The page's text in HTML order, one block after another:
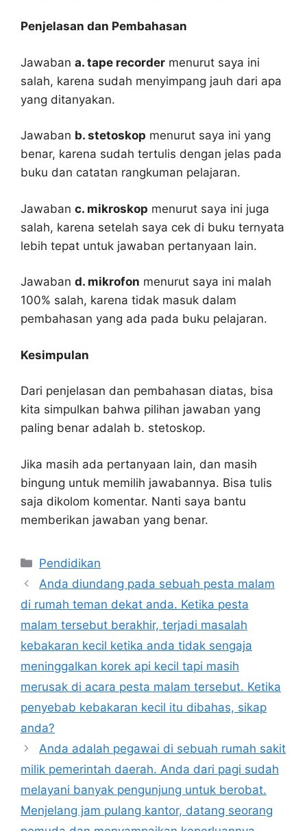
Penjelasan dan Pembahasan
Jawaban a. tape recorder menurut saya ini
salah, karena sudah menyimpang jauh dari apa
yang ditanyakan.
Jawaban b. stetoskop menurut saya ini yang
benar, karena sudah tertulis dengan jelas pada
buku dan catatan rangkuman pelajaran.
Jawaban c. mikroskop menurut saya ini juga
salah, karena setelah saya cek di buku ternyata
lebih tepat untuk jawaban pertanyaan lain.
Jawaban d. mikrofon menurut saya ini malah
100% salah, karena tidak masuk dalam
pembahasan yang ada pada buku pelajaran.
Kesimpulan
Dari penjelasan dan pembahasan diatas, bisa
kita simpulkan bahwa pilihan jawaban yang
paling benar adalah b. stetoskop.
Jika masih ada pertanyaan lain, dan masih
bingung untuk memilih jawabannya. Bisa tulis
saja dikolom komentar. Nanti saya bantu
memberikan jawaban yang benar.
Kategori
Pendidikan
Anda diundang pada sebuah pesta malam
di rumah teman dekat anda. Ketika pesta
malam tersebut berakhir, terjadi masalah
kebakaran kecil ketika anda tidak sengaja
meninggalkan korek api kecil tapi masih
merusak di acara pesta malam tersebut. Ketika
penyebab kebakaran kecil itu dibahas, sikap
anda?
Anda adalah pegawai di sebuah rumah sakit
milik pemerintah daerah. Anda dari pagi sudah
melayani banyak pengunjung untuk berobat.
Menjelang jam pulang kantor, datang seorang